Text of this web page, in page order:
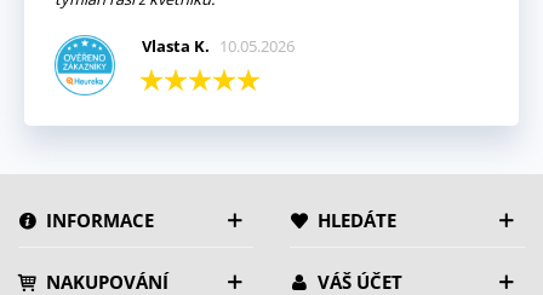
Vlasta K. 10.05.2026
INFORMACE HLEDÁTE
NAKUPOVÁNÍ VÁŠ ÚČET